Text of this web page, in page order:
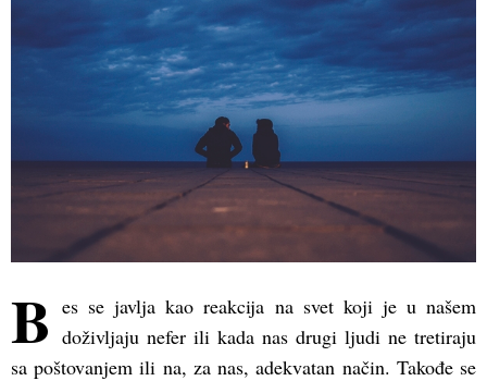
B es se javlja kao reakcija na svet koji je u našem
doživljaju nefer ili kada nas drugi ljudi ne tretiraju
sa poštovanjem ili na, za nas, adekvatan način. Takođe se